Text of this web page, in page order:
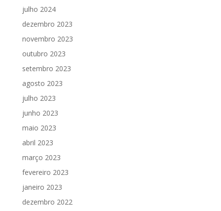
julho 2024
dezembro 2023
novembro 2023
outubro 2023
setembro 2023
agosto 2023
julho 2023
junho 2023
maio 2023
abril 2023
março 2023
fevereiro 2023
janeiro 2023
dezembro 2022